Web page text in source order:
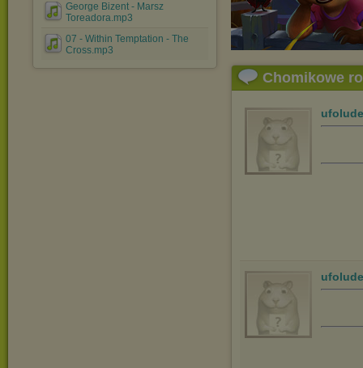
George Bizent - Marsz
Toreadora.mp3
07 - Within Temptation - The
Cross.mp3
Chomikowe